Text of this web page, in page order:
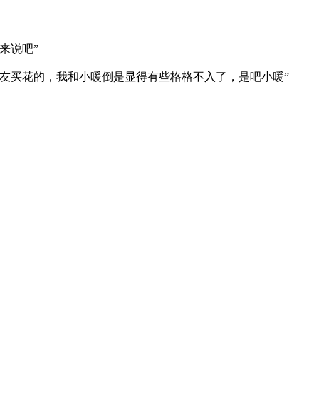
说吧”
花的，我和小暖倒是显得有些格格不入了，是吧小暖”